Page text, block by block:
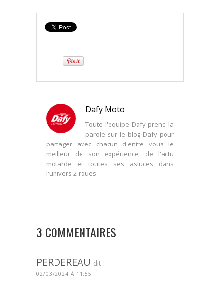
Dafy Moto
Toute l'équipe Dafy prend la
parole sur le blog Dafy pour
partager avec chacun d'entre vous le
meilleur de son expérience, de l'actu
motarde et toutes ses astuces dans
l'univers 2-roues.
3 COMMENTAIRES
PERDEREAU dit :
02/03/2024 À 11:55